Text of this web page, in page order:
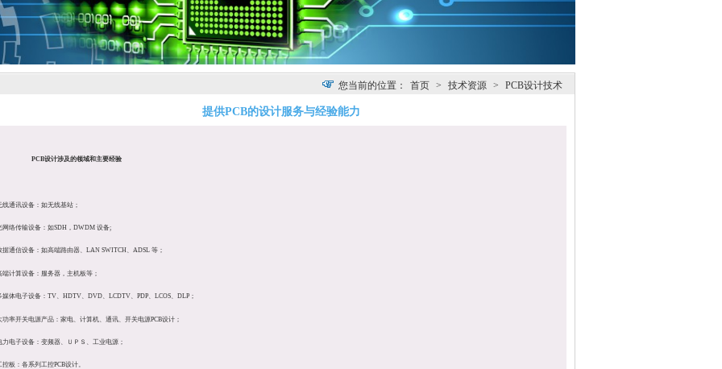
您当前的位置： 首页 > 技术资源 > PCB设计技术
提供PCB的设计服务与经验能力
PCB设计涉及的领域和主要经验
线通讯设备：如无线基站；
网络传输设备：如SDH，DWDM 设备;
据通信设备：如高端路由器、 LAN SWITCH、ADSL 等；
端计算设备：服务器，主机板等；
媒体电子设备： TV、HDTV、DVD、LCDTV、PDP、LCOS 、DLP；
功率开关电源产品：家电、计算机、通讯、开关电源PCB设计 ；
力电子设备：变频器 ＵＰＳ 工业电源；
控板：各系列工控PCB设计。